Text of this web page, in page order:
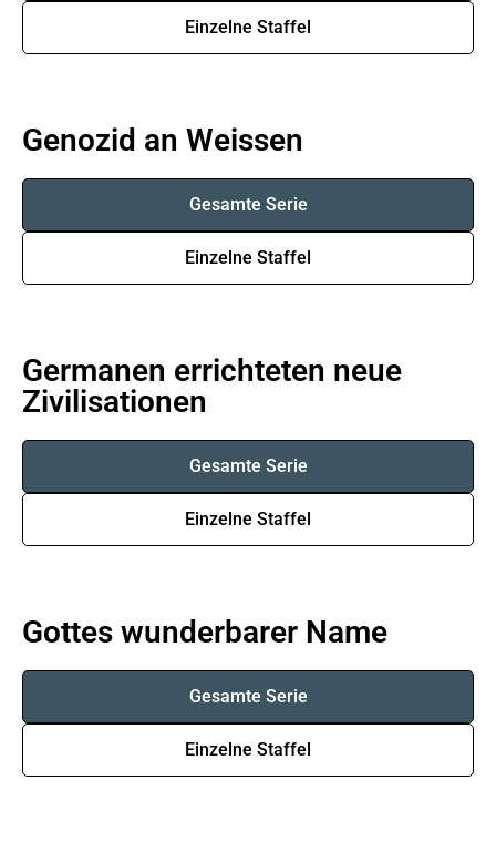
Einzelne Staffel
Genozid an Weissen
Gesamte Serie
Einzelne Staffel
Germanen errichteten neue
Zivilisationen
Gesamte Serie
Einzelne Staffel
Gottes wunderbarer Name
Gesamte Serie
Einzelne Staffel